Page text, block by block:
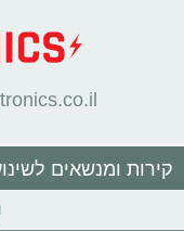
קירות ומנשאים